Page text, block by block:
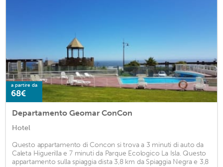
a partire da
68€
Departamento Geomar ConCon
Hotel
Questo appartamento di Concon si trova a 3 minuti di auto da
Caleta Higuerilla e 7 minuti da Parque Ecologico La Isla. Questo
appartamento sulla spiaggia dista 3,8 km da Spiaggia Negra e 3,8